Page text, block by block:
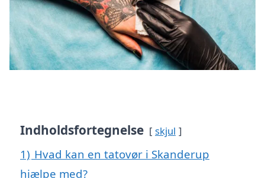
Indholdsfortegnelse skjul
1) Hvad kan en tatovør i Skanderup
hjælpe med?